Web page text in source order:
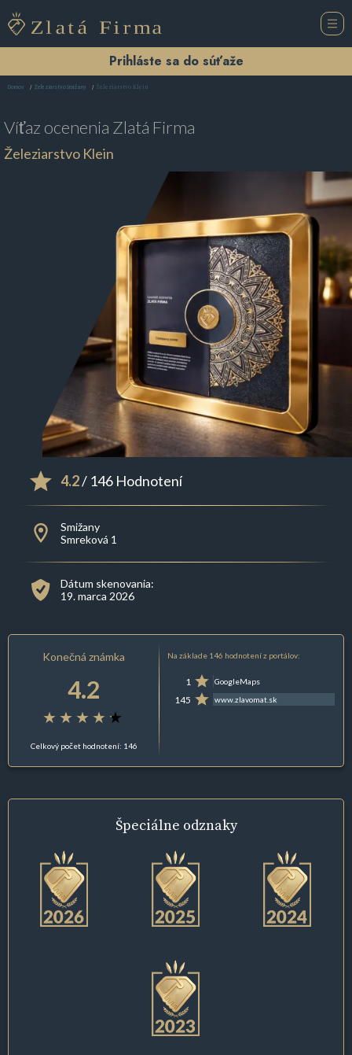
Prihláste sa do súťaže
Domov Železiarstvo Smižany Železiarstvo Klein
Víťaz ocenenia Zlatá Firma
Železiarstvo Klein
4.2/ 146 Hodnotení
Smižany
Smreková 1
Dátum skenovania:
19. marca 2026
Konečná známka
4.2
Celkový počet hodnotení: 146
Na základe 146 hodnotení z portálov:
1 GoogleMaps
145 www.zlavomat.sk
Špeciálne odznaky